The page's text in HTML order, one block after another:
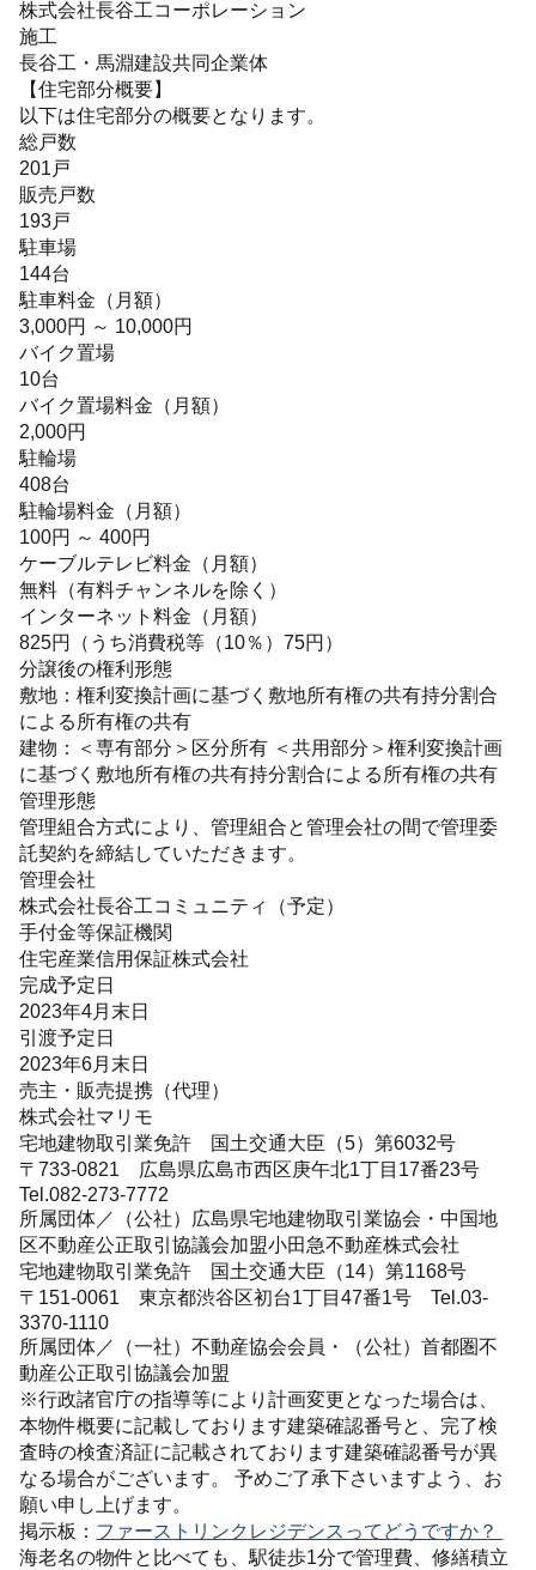
株式会社長谷工コーポレーション
施工
長谷工・馬淵建設共同企業体
【住宅部分概要】
以下は住宅部分の概要となります。
総戸数
201戸
販売戸数
193戸
駐車場
144台
駐車料金（月額）
3,000円 ～ 10,000円
バイク置場
10台
バイク置場料金（月額）
2,000円
駐輪場
408台
駐輪場料金（月額）
100円 ～ 400円
ケーブルテレビ料金（月額）
無料（有料チャンネルを除く）
インターネット料金（月額）
825円（うち消費税等（10％）75円）
分譲後の権利形態
敷地：権利変換計画に基づく敷地所有権の共有持分割合
による所有権の共有
建物：＜専有部分＞区分所有 ＜共用部分＞権利変換計画
に基づく敷地所有権の共有持分割合による所有権の共有
管理形態
管理組合方式により、管理組合と管理会社の間で管理委
託契約を締結していただきます。
管理会社
株式会社長谷工コミュニティ（予定）
手付金等保証機関
住宅産業信用保証株式会社
完成予定日
2023年4月末日
引渡予定日
2023年6月末日
売主・販売提携（代理）
株式会社マリモ
宅地建物取引業免許 国土交通大臣（5）第6032号
〒733-0821 広島県広島市西区庚午北1丁目17番23号
Tel.082-273-7772
所属団体／（公社）広島県宅地建物取引業協会・中国地
区不動産公正取引協議会加盟小田急不動産株式会社
宅地建物取引業免許 国土交通大臣（14）第1168号
〒151-0061 東京都渋谷区初台1丁目47番1号 Tel.03-
3370-1110
所属団体／（一社）不動産協会会員・（公社）首都圏不
動産公正取引協議会加盟
※行政諸官庁の指導等により計画変更となった場合は、
本物件概要に記載しております建築確認番号と、完了検
査時の検査済証に記載されております建築確認番号が異
なる場合がございます。 予めご了承下さいますよう、お
願い申し上げます。
掲示板： ファーストリンクレジデンスってどうですか？
海老名の物件と比べても、駅徒歩1分で管理費、修繕積立